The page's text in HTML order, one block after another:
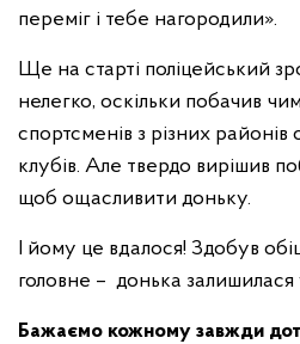
переміг і тебе нагородили».
Ще на старті поліцейський
нелегко, оскільки побачив
спортсменів з різних районів
клубів. Але твердо вирішив
щоб ощасливити доньку.
І йому це вдалося! Здобув
головне – донька залишилася
Бажаємо кожному завжди